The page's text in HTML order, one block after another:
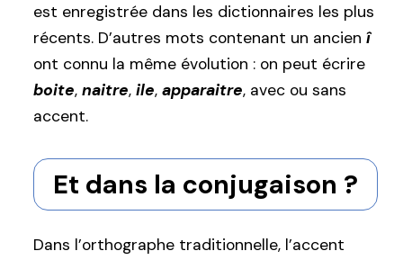
est enregistrée dans les dictionnaires les plus
récents. D’autres mots contenant un ancien î
ont connu la même évolution : on peut écrire
boite, naitre, ile, apparaitre, avec ou sans
accent.
Et dans la conjugaison ?
Dans l’orthographe traditionnelle, l’accent